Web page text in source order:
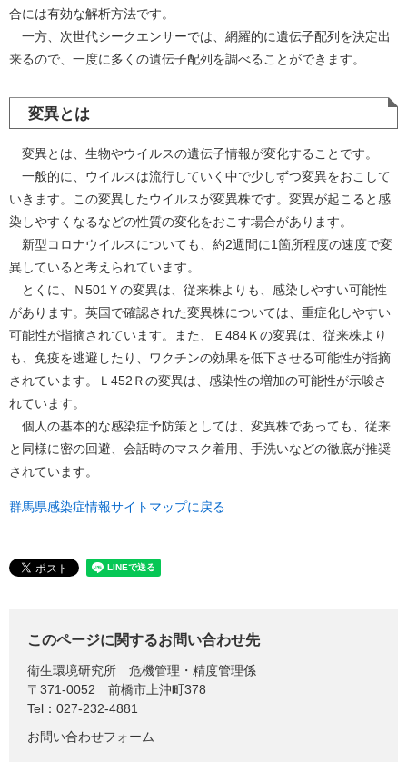
合には有効な解析方法です。
一方、次世代シークエンサーでは、網羅的に遺伝子配列を決定出
来るので、一度に多くの遺伝子配列を調べることができます。
変異とは
変異とは、生物やウイルスの遺伝子情報が変化することです。
一般的に、ウイルスは流行していく中で少しずつ変異をおこして
いきます。この変異したウイルスが変異株です。変異が起こると感
染しやすくなるなどの性質の変化をおこす場合があります。
新型コロナウイルスについても、約2週間に1箇所程度の速度で変
異していると考えられています。
とくに、Ｎ501Ｙの変異は、従来株よりも、感染しやすい可能性
があります。英国で確認された変異株については、重症化しやすい
可能性が指摘されています。また、Ｅ484Ｋの変異は、従来株より
も、免疫を逃避したり、ワクチンの効果を低下させる可能性が指摘
されています。Ｌ452Ｒの変異は、感染性の増加の可能性が示唆さ
れています。
個人の基本的な感染症予防策としては、変異株であっても、従来
と同様に密の回避、会話時のマスク着用、手洗いなどの徹底が推奨
されています。
群馬県感染症情報サイトマップに戻る
このページに関するお問い合わせ先
衛生環境研究所
危機管理・精度管理係
〒371-0052
前橋市上沖町378
Tel：027-232-4881
お問い合わせフォーム